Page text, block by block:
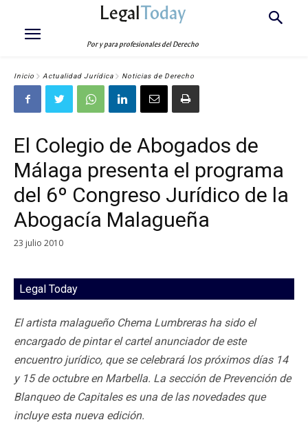
LegalToday
Por y para profesionales del Derecho
Inicio Actualidad Jurídica Noticias de Derecho
El Colegio de Abogados de
Málaga presenta el programa
del 6º Congreso Jurídico de la
Abogacía Malagueña
23 julio 2010
Legal Today
El artista malagueño Chema Lumbreras ha sido el
encargado de pintar el cartel anunciador de este
encuentro jurídico, que se celebrará los próximos días 14
y 15 de octubre en Marbella. La sección de Prevención de
Blanqueo de Capitales es una de las novedades que
incluye esta nueva edición.